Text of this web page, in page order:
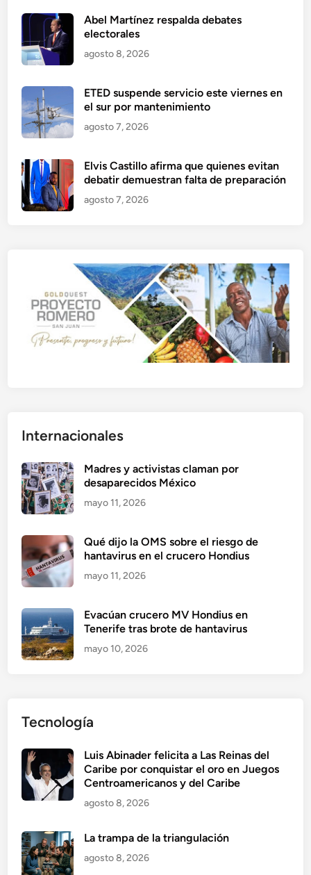
Abel Martínez respalda debates
electorales
agosto 8, 2026
ETED suspende servicio este viernes en
el sur por mantenimiento
agosto 7, 2026
Elvis Castillo afirma que quienes evitan
debatir demuestran falta de preparación
agosto 7, 2026
Internacionales
Madres y activistas claman por
desaparecidos México
mayo 11, 2026
Qué dijo la OMS sobre el riesgo de
hantavirus en el crucero Hondius
mayo 11, 2026
Evacúan crucero MV Hondius en
Tenerife tras brote de hantavirus
mayo 10, 2026
Tecnología
Luis Abinader felicita a Las Reinas del
Caribe por conquistar el oro en Juegos
Centroamericanos y del Caribe
agosto 8, 2026
La trampa de la triangulación
agosto 8, 2026